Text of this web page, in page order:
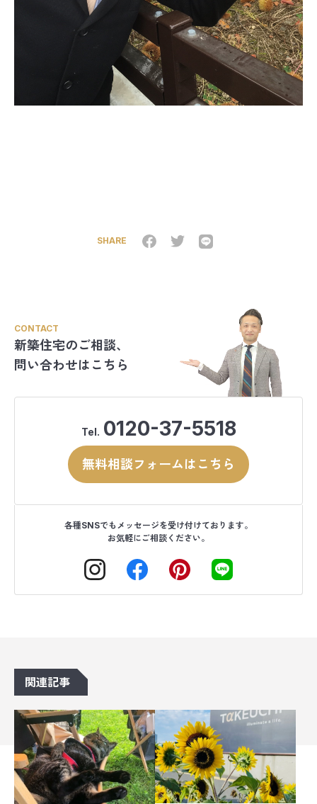
SHARE
CONTACT
新築住宅のご相談、
問い合わせはこちら
Tel. 0120-37-5518
無料相談フォームはこちら
各種SNSでもメッセージを受け付けております。
お気軽にご相談ください。
関連記事